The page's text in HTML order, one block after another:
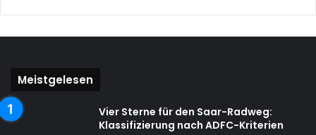
Meistgelesen
Vier Sterne für den Saar-Radweg:
Klassifizierung nach ADFC-Kriterien